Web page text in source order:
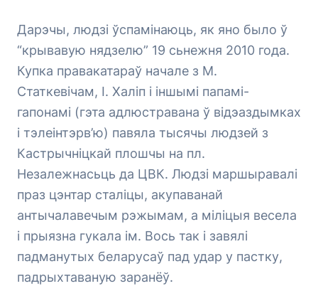
Дарэчы, людзі ўспамінаюць, як яно было ў
“крывавую нядзелю” 19 сьнежня 2010 года.
Купка правакатараў начале з М.
Статкевічам, І. Халіп і іншымі папамі-
гапонамі (гэта адлюстравана ў відэаздымках
і тэлеінтэрв’ю) павяла тысячы людзей з
Кастрычніцкай плошчы на пл.
Незалежнасьць да ЦВК. Людзі маршыравалі
праз цэнтар сталіцы, акупаванай
антычалавечым рэжымам, а міліцыя весела
і прыязна гукала ім. Вось так і завялі
падманутых беларусаў пад удар у пастку,
падрыхтаваную заранёў.